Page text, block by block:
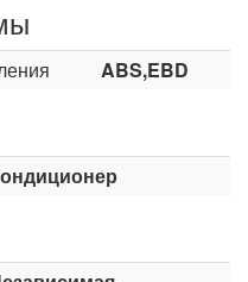
ABS,EBD